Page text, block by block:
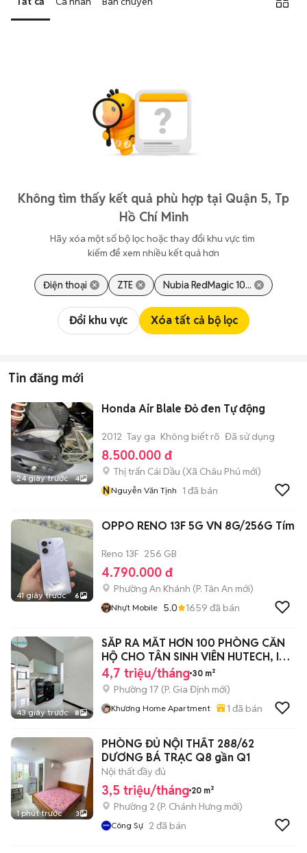
Không tìm thấy kết quả phù hợp tại Quận 5, Tp
Hồ Chí Minh
Hãy xóa một số bộ lọc hoặc thay đổi khu vực tìm
kiếm để xem nhiều kết quả hơn
Điện thoại ZTE Nubia RedMagic 10...
Đổi khu vực Xóa tất cả bộ lọc
Tin đăng mới
24 giây trước 4
Honda Air Blale Đỏ đen Tự động
2012 Tay ga Không biết rõ Đã sử dụng
8.500.000 đ
Thị trấn Cái Dầu (Xã Châu Phú mới)
NNguyễn Văn Tịnh 1 đã bán
41 giây trước 6
OPPO RENO 13F 5G VN 8G/256G Tím
Reno 13F 256 GB
4.790.000 đ
Phường An Khánh (P. Tân An mới)
Nhựt Mobile 5.0 1659 đã bán
43 giây trước 8
SẮP RA MẮT HƠN 100 PHÒNG CĂN
HỘ CHO TÂN SINH VIÊN HUTECH, IUH
,VLU ,HI
4,7 triệu/tháng 30 m²
Phường 17 (P. Gia Định mới)
Khương Home Apartment 1 đã bán
1 phút trước 3
PHÒNG ĐỦ NỘI THẤT 288/62
DƯƠNG BÁ TRẠC Q8 gần Q1
Nội thất đầy đủ
3,5 triệu/tháng 20 m²
Phường 2 (P. Chánh Hưng mới)
Công Sự 2 đã bán